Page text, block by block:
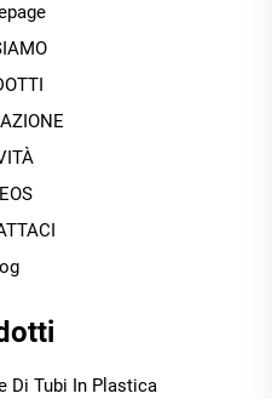
Di Tubi In Plastica